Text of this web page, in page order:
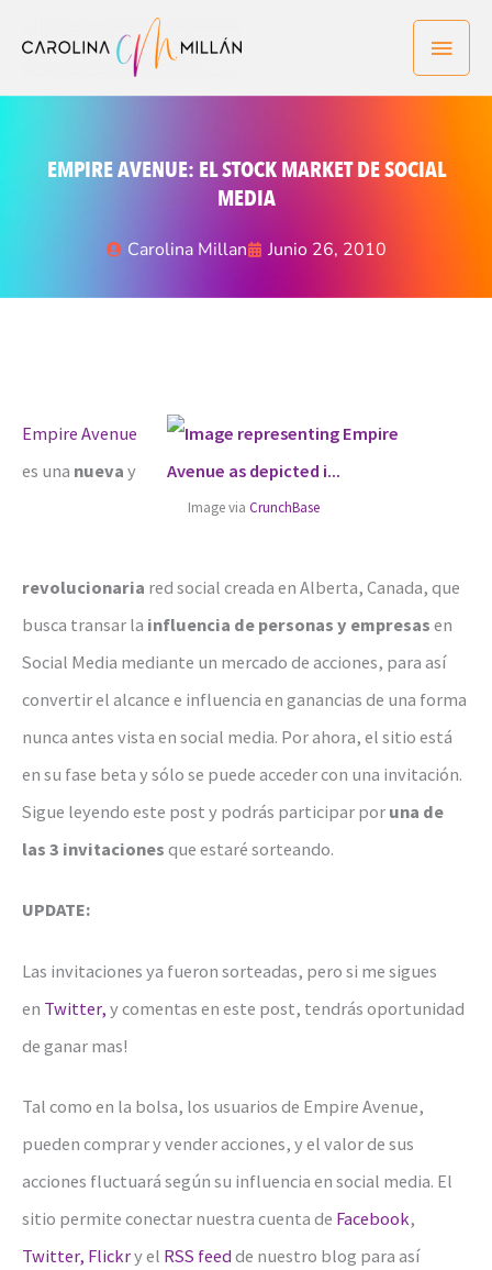
EMPIRE AVENUE: EL STOCK MARKET DE SOCIAL
MEDIA
Carolina Millan Junio 26, 2010
Image viaCrunchBase
Empire Avenue
es una nueva y
revolucionaria red social creada en Alberta, Canada, que
busca transar la influencia de personas y empresas en
Social Media mediante un mercado de acciones, para así
convertir el alcance e influencia en ganancias de una forma
nunca antes vista en social media. Por ahora, el sitio está
en su fase beta y sólo se puede acceder con una invitación.
Sigue leyendo este post y podrás participar por una de
las 3 invitaciones que estaré sorteando.
UPDATE:
Las invitaciones ya fueron sorteadas, pero si me sigues
en Twitter, y comentas en este post, tendrás oportunidad
de ganar mas!
Tal como en la bolsa, los usuarios de Empire Avenue,
pueden comprar y vender acciones, y el valor de sus
acciones fluctuará según su influencia en social media. El
sitio permite conectar nuestra cuenta de Facebook,
Twitter, Flickry el RSS feed de nuestro blog para así